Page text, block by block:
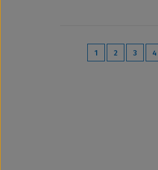
1 2 3 4